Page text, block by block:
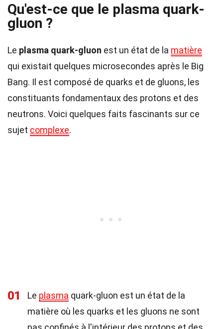
Qu'est-ce que le plasma quark-
gluon ?
Le plasma quark-gluon est un état de la matière
qui existait quelques microsecondes après le Big
Bang. Il est composé de quarks et de gluons, les
constituants fondamentaux des protons et des
neutrons. Voici quelques faits fascinants sur ce
sujet complexe.
01 Le plasma quark-gluon est un état de la
matière où les quarks et les gluons ne sont